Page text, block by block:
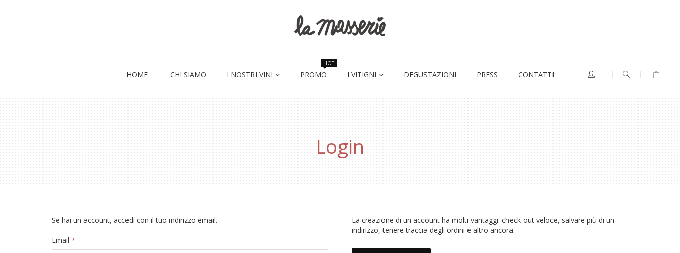
HOME CHI SIAMO I NOSTRI VINI PROMO
HOT
I VITIGNI DEGUSTAZIONI PRESS CONTATTI
Login
Se hai un account, accedi con il tuo indirizzo email.
Email
La creazione di un account ha molti vantaggi: check-out veloce, salvare più di un
indirizzo, tenere traccia degli ordini e altro ancora.